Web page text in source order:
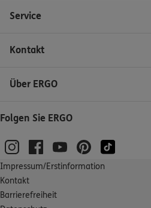
Service
Kontakt
Über ERGO
Folgen Sie ERGO
Impressum/Erstinformation
Kontakt
Barrierefreiheit